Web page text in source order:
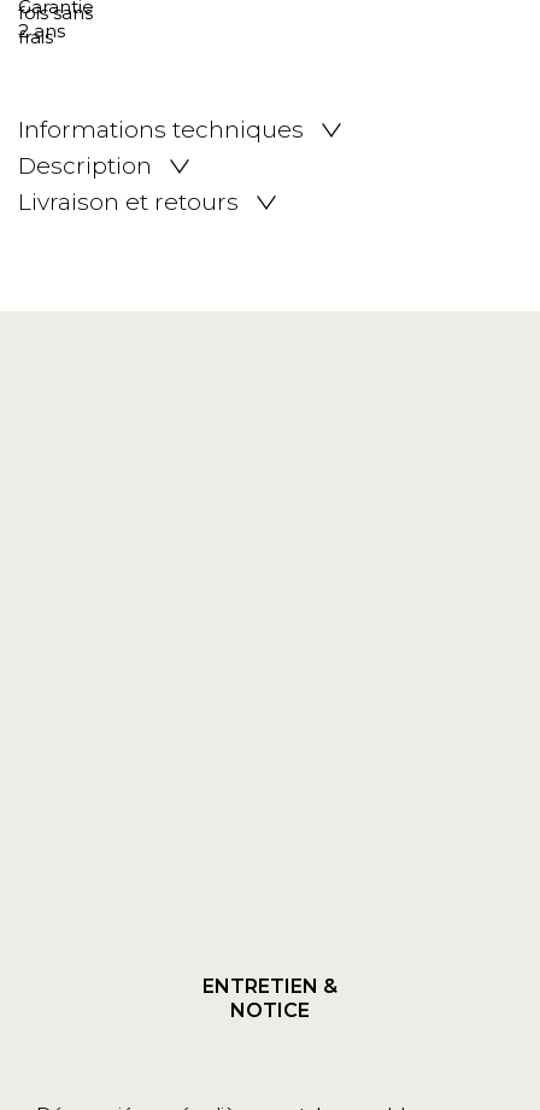
Informations techniques
Description
Livraison et retours
ENTRETIEN &
NOTICE